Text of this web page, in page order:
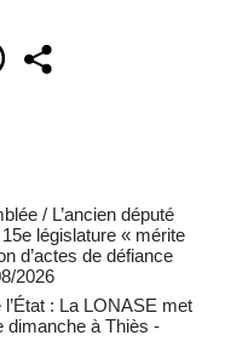
/ L’ancien député
législature « mérite
d’actes de défiance
2026
: La LONASE met
dimanche à Thiès -